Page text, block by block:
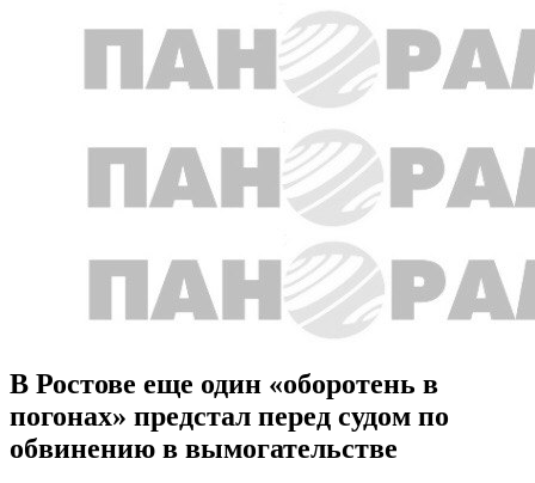
В Ростове еще один «оборотень в
погонах» предстал перед судом по
обвинению в вымогательстве